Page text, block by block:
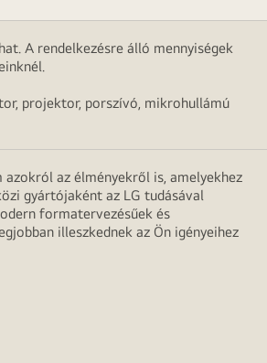
A rendelkezésre álló mennyiségek
projektor, porszívó, mikrohullámú
az élményekről is, amelyekhez
gyártójaként az LG tudásával
formatervezésűek és
illeszkednek az Ön igényeihez